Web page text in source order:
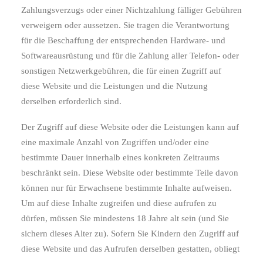
Zahlungsverzugs oder einer Nichtzahlung fälliger Gebühren
verweigern oder aussetzen. Sie tragen die Verantwortung
für die Beschaffung der entsprechenden Hardware- und
Softwareausrüstung und für die Zahlung aller Telefon- oder
sonstigen Netzwerkgebühren, die für einen Zugriff auf
diese Website und die Leistungen und die Nutzung
derselben erforderlich sind.
Der Zugriff auf diese Website oder die Leistungen kann auf
eine maximale Anzahl von Zugriffen und/oder eine
bestimmte Dauer innerhalb eines konkreten Zeitraums
beschränkt sein. Diese Website oder bestimmte Teile davon
können nur für Erwachsene bestimmte Inhalte aufweisen.
Um auf diese Inhalte zugreifen und diese aufrufen zu
dürfen, müssen Sie mindestens 18 Jahre alt sein (und Sie
sichern dieses Alter zu). Sofern Sie Kindern den Zugriff auf
diese Website und das Aufrufen derselben gestatten, obliegt